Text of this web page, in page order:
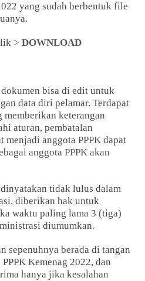
yang sudah berbentuk file
>DOWNLOAD
bisa di edit untuk
data diri pelamar. Terdapat
memberikan keterangan
aturan, pembatalan
menjadi anggotaPPPK dapat
anggotaPPPK akan
tidak lulus dalam
diberikan hak untuk
waktu paling lama 3 (tiga)
diumumkan.
sepenuhnya berada di tangan
Kemenag 2022, dan
hanya jika kesalahan